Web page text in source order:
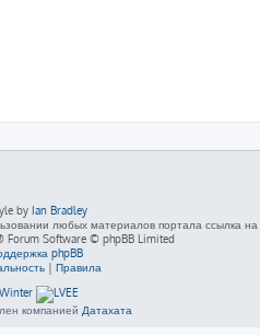
by Ian Bradley
любых материалов портала ссылка на
Forum Software © phpBB Limited
phpBB
| Правила
компанией Датахата